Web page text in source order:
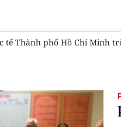
tế Thành phố Hồ Chí Minh